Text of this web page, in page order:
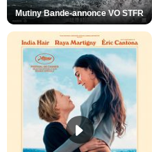
Mutiny Bande-annonce VO STFR